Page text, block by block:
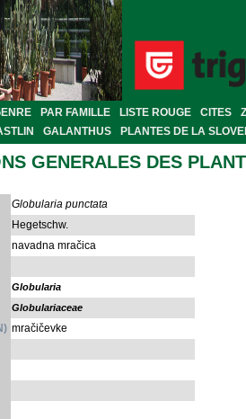
PAR FAMILLE LISTE ROUGE CITES
GALANTHUS PLANTES DE LA
GENERALES DES
Globularia punctata
Hegetschw.
navadna mračica
Globularia
Globulariaceae
mračičevke